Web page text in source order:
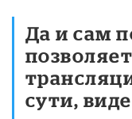
Да и сам
сути,